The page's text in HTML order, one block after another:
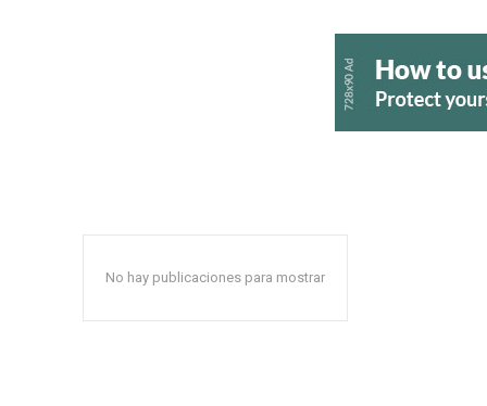
No hay publicaciones para mostrar